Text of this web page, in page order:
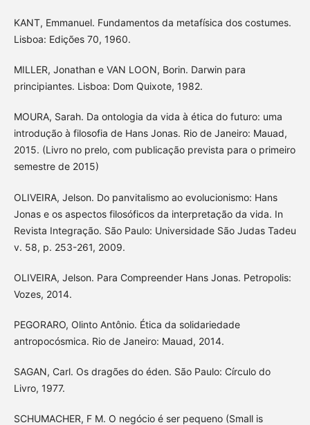
KANT, Emmanuel. Fundamentos da metafísica dos costumes.
Lisboa: Edições 70, 1960.
MILLER, Jonathan e VAN LOON, Borin. Darwin para
principiantes. Lisboa: Dom Quixote, 1982.
MOURA, Sarah. Da ontologia da vida à ética do futuro: uma
introdução à filosofia de Hans Jonas. Rio de Janeiro: Mauad,
2015. (Livro no prelo, com publicação prevista para o primeiro
semestre de 2015)
OLIVEIRA, Jelson. Do panvitalismo ao evolucionismo: Hans
Jonas e os aspectos filosóficos da interpretação da vida. In
Revista Integração. São Paulo: Universidade São Judas Tadeu
v. 58, p. 253-261, 2009.
OLIVEIRA, Jelson. Para Compreender Hans Jonas. Petropolis:
Vozes, 2014.
PEGORARO, Olinto Antônio. Ética da solidariedade
antropocósmica. Rio de Janeiro: Mauad, 2014.
SAGAN, Carl. Os dragões do éden. São Paulo: Círculo do
Livro, 1977.
SCHUMACHER, F M. O negócio é ser pequeno (Small is